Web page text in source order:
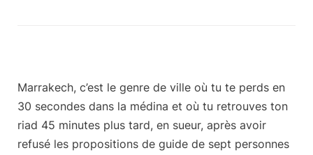
Marrakech, c’est le genre de ville où tu te perds en
30 secondes dans la médina et où tu retrouves ton
riad 45 minutes plus tard, en sueur, après avoir
refusé les propositions de guide de sept personnes